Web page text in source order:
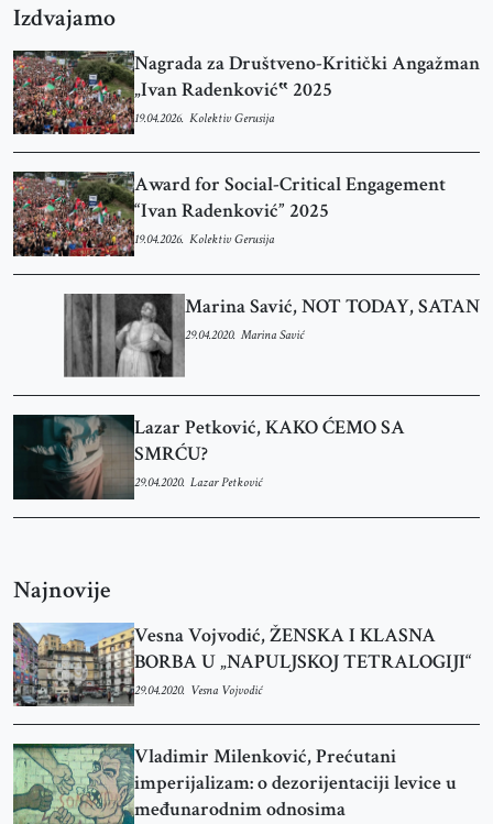
Izdvajamo
Nagrada za Društveno-Kritički Angažman
„Ivan Radenković‟ 2025
19.04.2026. Kolektiv Gerusija
Award for Social-Critical Engagement
“Ivan Radenković” 2025
19.04.2026. Kolektiv Gerusija
Marina Savić, NOT TODAY, SATAN
29.04.2020. Marina Savić
Lazar Petković, KAKO ĆEMO SA
SMRĆU?
29.04.2020. Lazar Petković
Najnovije
Vesna Vojvodić, ŽENSKA I KLASNA
BORBA U „NAPULJSKOJ TETRALOGIJI“
29.04.2020. Vesna Vojvodić
Vladimir Milenković, Prećutani
imperijalizam: o dezorijentaciji levice u
međunarodnim odnosima